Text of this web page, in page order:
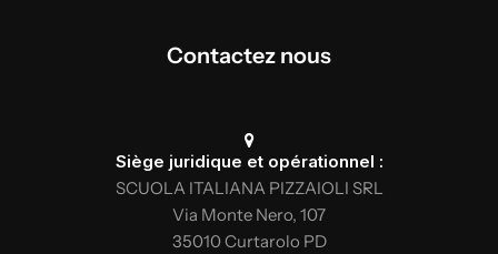
Contactez nous
Siège juridique et opérationnel :
SCUOLA ITALIANA PIZZAIOLI SRL
Via Monte Nero, 107
35010 Curtarolo PD